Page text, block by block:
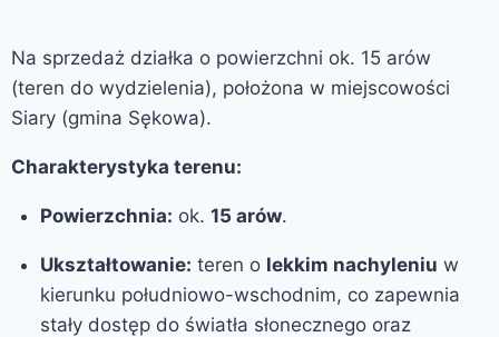
Na sprzedaż działka o powierzchni ok. 15 arów
(teren do wydzielenia), położona w miejscowości
Siary (gmina Sękowa).
Charakterystyka terenu:
Powierzchnia: ok. 15 arów.
Ukształtowanie: teren o lekkim nachyleniu w
kierunku południowo-wschodnim, co zapewnia
stały dostęp do światła słonecznego oraz